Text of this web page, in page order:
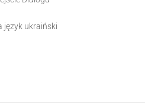
język ukraiński